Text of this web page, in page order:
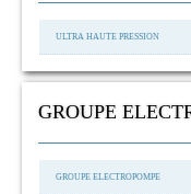
ULTRA HAUTE PRESSION
GROUPE
GROUPE ELECTROPOMPE